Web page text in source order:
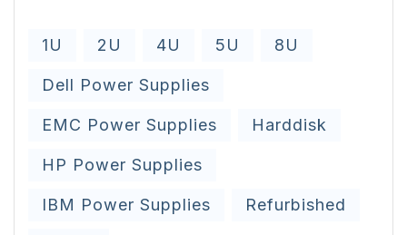
1U 2U 4U 5U 8U
Dell Power Supplies
EMC Power Supplies Harddisk
HP Power Supplies
IBM Power Supplies Refurbished